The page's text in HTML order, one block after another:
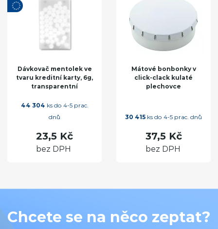
Dávkovač mentolek ve
tvaru kreditní karty, 6g,
transparentní
44 304 ks do 4-5 prac.
dnů
23,5 Kč
bez DPH
Mátové bonbonky v
click-clack kulaté
plechovce
30 415 ks do 4-5 prac. dnů
37,5 Kč
bez DPH
Chcete se na něco zeptat?